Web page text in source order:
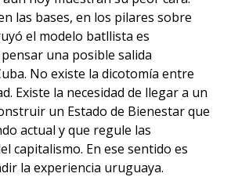
las bases, en los pilares sobre
el modelo batllista es
una posible salida
No existe la dicotomía entre
Existe la necesidad de llegar a un
un Estado de Bienestar que
actual y que regule las
capitalismo. En ese sentido es
la experiencia uruguaya.